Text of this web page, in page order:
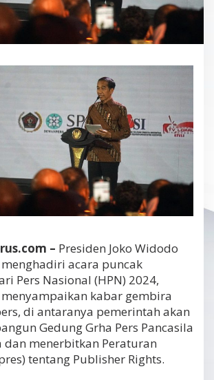
– Presiden Joko Widodo
menghadiri acara puncak
Pers Nasional (HPN) 2024,
menyampaikan kabar gembira
di antaranya pemerintah akan
Gedung Grha Pers Pancasila
dan menerbitkan Peraturan
tentang Publisher Rights.